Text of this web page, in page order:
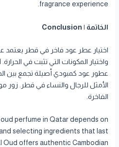
fragrance experience.
الخاتمة | Conclusion
اختيار عطر عود فاخر في قطر
عطور عود كمبودي أصيلة تجمع بين
الأمثل للرجال والنساء في قطر. زور
الفاخرة.
perfume in Qatar depends on
selecting ingredients that last
Oud offers authentic Cambodian